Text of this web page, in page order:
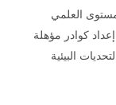
العلمي
كوادر مؤهلة
البيئية